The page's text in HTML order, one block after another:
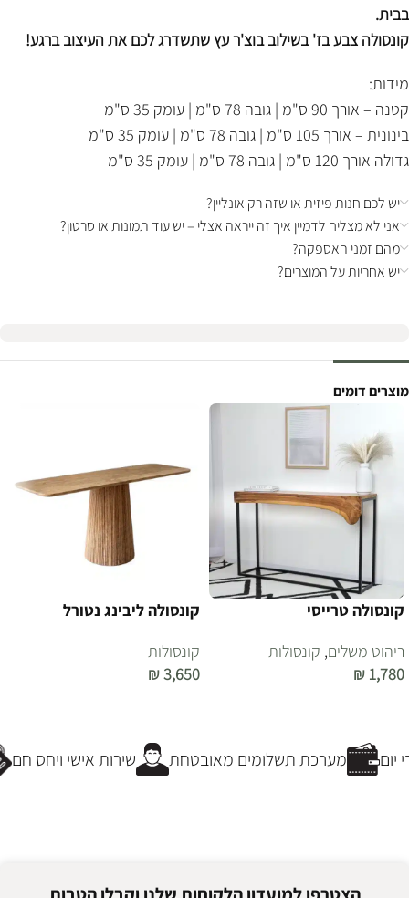
בבית.
קונסולה צבע בז' בשילוב בוצ'ר עץ שתשדרג לכם את העיצוב ברגע!
מידות:
קטנה – אורך 90 ס"מ | גובה 78 ס"מ | עומק 35 ס"מ
בינונית – אורך 105 ס"מ | גובה 78 ס"מ | עומק 35 ס"מ
גדולה אורך 120 ס"מ | גובה 78 ס"מ | עומק 35 ס"מ
יש לכם חנות פיזית או שזה רק אונליין?
אני לא מצליח לדמיין איך זה ייראה אצלי – יש עוד תמונות או סרטון?
מהם זמני האספקה?
יש אחריות על המוצרים?
מוצרים דומים
קונסולה טרייסי
ריהוט משלים, קונסולות
₪ 1,780
קונסולה ליבינג נטורל
קונסולות
₪3,650
שירות אישי ויחס חם מערכת תשלומים מאובטחת